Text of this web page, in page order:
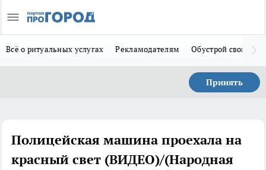
Всё о ритуальных услугах Рекламодателям Обустрой свой дом
Принять
Полицейская машина проехала на
красный свет (ВИДЕО)/(Народная